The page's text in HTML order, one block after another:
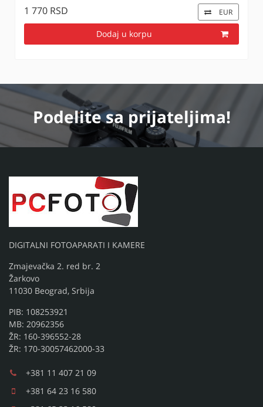
1 770 RSD EUR
Dodaj u korpu
Podelitesa prijateljima!
DIGITALNI FOTOAPARATI I KAMERE
Zmajevačka 2. red br. 2
Žarkovo
11030 Beograd, Srbija
PIB: 108253921
MB: 20962356
ŽR: 160-396552-28
ŽR: 170-30057462000-33
+381 11 407 21 09
+381 64 23 16 580